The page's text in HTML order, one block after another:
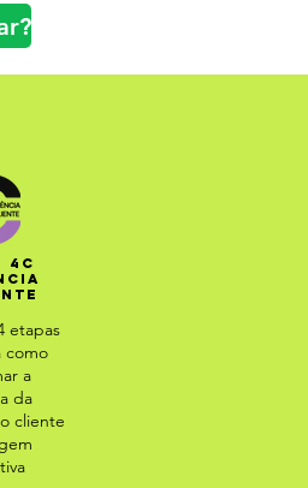
4C
etapas
como
a
da
cliente